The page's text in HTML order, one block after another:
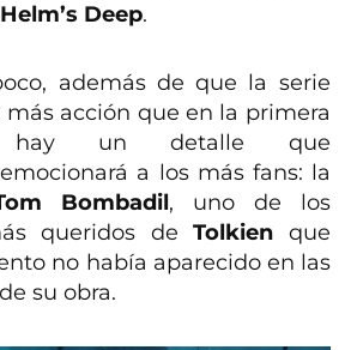
Deep.
además de que la serie
acción que en la primera
hay un detalle que
a los más fans: la
Bombadil, uno de los
queridos deTolkien que
no había aparecido en las
su obra.